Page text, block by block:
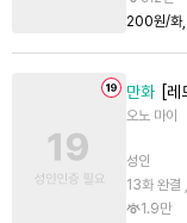
200원/화
만화 [레
오노 마이
성인
13화 완
1.9만